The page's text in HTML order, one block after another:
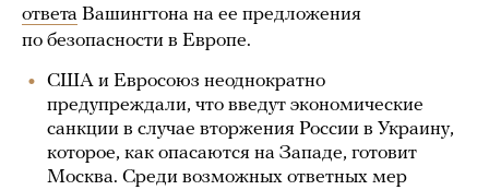
ответа Вашингтона на ее предложения
по безопасности в Европе.
США и Евросоюз неоднократно
предупреждали, что введут экономические
санкции в случае вторжения России в Украину,
которое, как опасаются на Западе, готовит
Москва. Среди возможных ответных мер